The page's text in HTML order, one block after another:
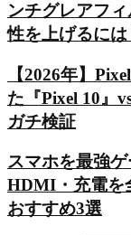
ンチグレアフ
性を上げるには
【2026年】
た『Pixel 10』
ガチ検証
スマホを最強
HDMI・充電を
おすすめ3選